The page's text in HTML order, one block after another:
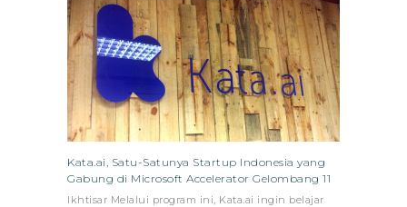
Kata.ai, Satu-Satunya Startup Indonesia yang
Gabung di Microsoft Accelerator Gelombang 11
Ikhtisar Melalui program ini, Kata.ai ingin belajar